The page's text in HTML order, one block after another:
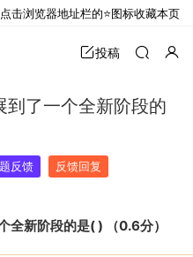
投稿
到了一个全新阶段的
反馈 反馈回复
全新阶段的是( ) （0.6分）
点击浏览器地址栏的⭐图标收藏本页